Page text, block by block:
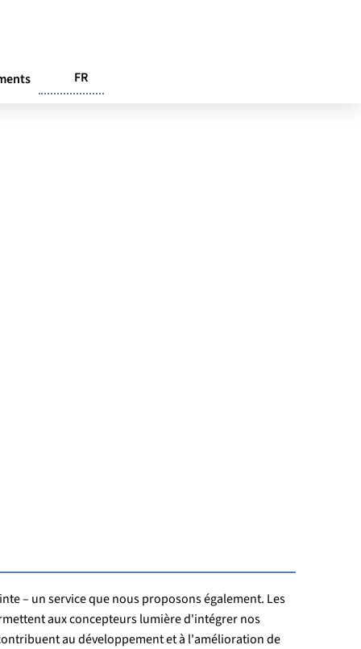
FR
– un service que nous proposons également. Les
aux concepteurs lumière d'intégrer nos
au développement et à l'amélioration de